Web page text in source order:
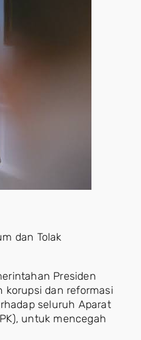
dan Tolak
Presiden
korupsi dan reformasi
seluruh Aparat
untuk mencegah